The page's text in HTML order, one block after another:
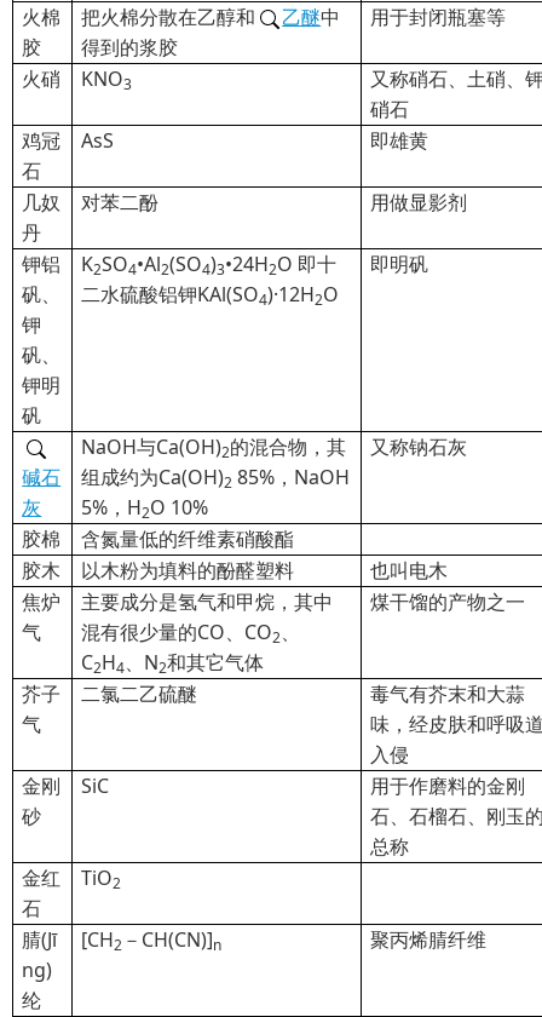
火棉
胶
把火棉分散在乙醇和 乙醚中
得到的浆胶
用于封闭瓶塞等
火硝 KNO3
又称硝石、土硝、
硝石
鸡冠
石
AsS 即雄黄
几奴
丹
对苯二酚 用做显影剂
钾铝
矾、
钾
矾、
钾明
矾
K2SO4•Al2(SO4)3•24H2O 即十
二水硫酸铝钾KAl(SO4)·12H2O
即明矾
碱石
灰
NaOH与Ca(OH)2的混合物，其
组成约为Ca(OH)2 85%，NaOH
5%，H2O 10%
又称钠石灰
胶棉
含氮量低的纤维素硝酸酯
胶木
以木粉为填料的酚醛塑料
也叫电木
焦炉
气
主要成分是氢气和甲烷，其中
混有很少量的CO、CO2、
C2H4、N2和其它气体
煤干馏的产物之一
芥子
气
二氯二乙硫醚
毒气有芥末和大蒜
味，经皮肤和呼吸
入侵
金刚
砂
SiC
用于作磨料的金刚
石、石榴石、刚玉
总称
金红
石
TiO2
腈(Jī
ng)
纶
[CH2 －CH(CN)]n 聚丙烯腈纤维